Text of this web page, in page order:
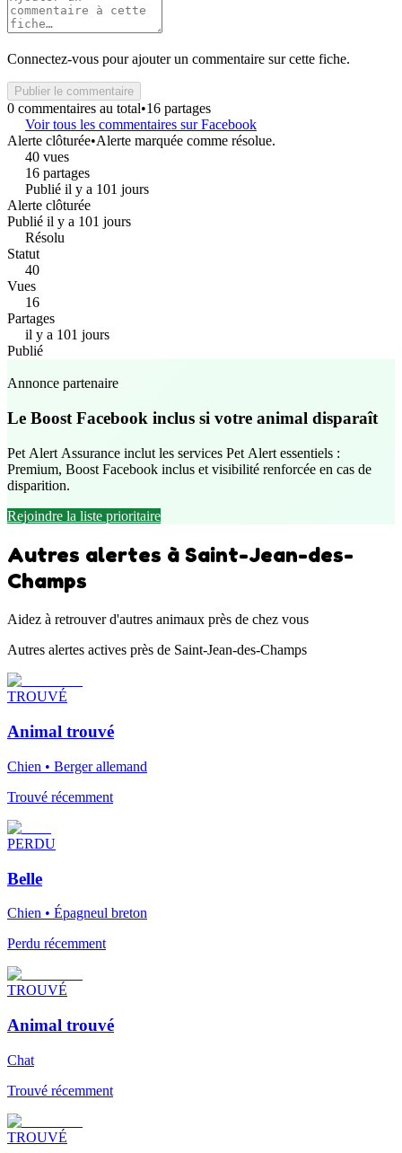
Connectez-vous pour ajouter un commentaire sur cette fiche.
Publier le commentaire
0 commentaires au total•16 partages
Voir tous les commentaires sur Facebook
Alerte clôturée•Alerte marquée comme résolue.
40 vues
16 partages
Publié il y a 101 jours
Alerte clôturée
Publié il y a 101 jours
Résolu
Statut
40
Vues
16
Partages
il y a 101 jours
Publié
Annonce partenaire
Le Boost Facebook inclus si votre animal disparaît
Pet Alert Assurance inclut les services Pet Alert essentiels :
Premium, Boost Facebook inclus et visibilité renforcée en cas de
disparition.
Rejoindre la liste prioritaire
Autres alertes à Saint-Jean-des-
Champs
Aidez à retrouver d'autres animaux près de chez vous
Autres alertes actives près de Saint-Jean-des-Champs
TROUVÉ
Animal trouvé
Chien • Berger allemand
Trouvé récemment
PERDU
Belle
Chien • Épagneul breton
Perdu récemment
TROUVÉ
Animal trouvé
Chat
Trouvé récemment
TROUVÉ